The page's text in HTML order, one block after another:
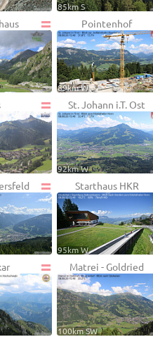
85km S
Pointenhof
89km W
St. Johann i.T. Ost
92km W
Starthaus HKR
95km W
Matrei - Goldried
100km SW